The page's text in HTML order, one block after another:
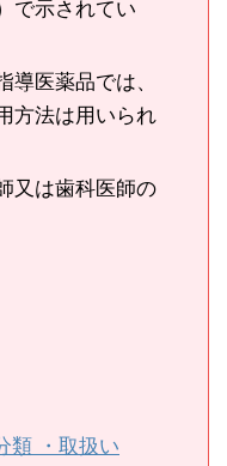
で示されてい
医薬品では、
方法は用いられ
又は歯科医師の
・取扱い